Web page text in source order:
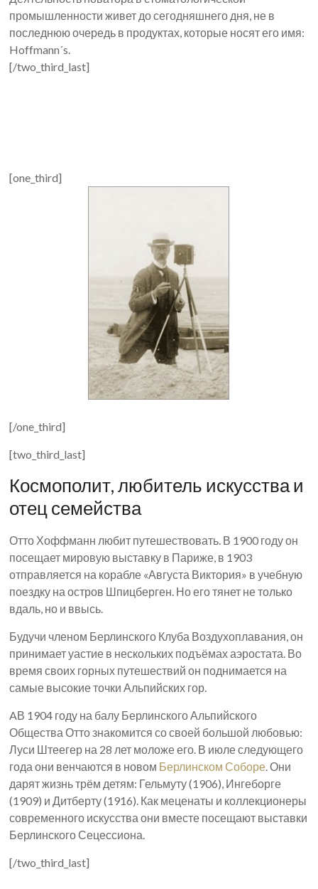
промышленности живет до сегодняшнего дня, не в
последнюю очередь в продуктах, которые носят его имя:
Hoffmann´s.
[/two_third_last]
[one_third]
[/one_third]
[two_third_last]
Космополит, любитель искусства и
отец семейства
Отто Хоффманн любит путешествовать. В 1900 году он
посещает мировую выставку в Париже, в 1903
отправляется на корабле «Августа Виктория» в учебную
поездку на остров Шпицберген. Но его тянет не только
вдаль, но и ввысь.
Будучи членом Берлинского Клуба Воздухоплавания, он
принимает уастие в нескольких подъёмах аэростата. Во
время своих горных путешествий он поднимается на
самые высокие точки Альпийских гор.
AВ 1904 году на балу Берлинского Альпийского
Общества Отто знакомится со своей большой любовью:
Луси Штеегер на 28 лет моложе его. В июле следующего
года они венчаются в новом Берлинском Соборе . Они
дарят жизнь трём детям: Гельмуту (1906), Ингеборге
(1909) и Дитберту (1916). Как меценаты и коллекционеры
современного искусства они вместе посещают выставки
Берлинского Сецессиона.
[/two_third_last]